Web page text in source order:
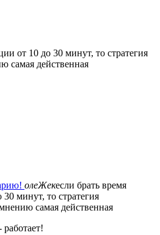
от 10 до 30 минут, то стратегия
самая действенная
олеЖекесли брать время
минут, то стратегия
самая действенная
работает!